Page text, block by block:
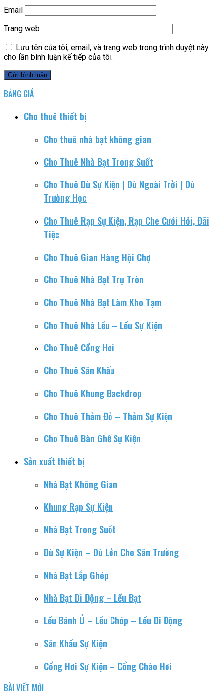
Email
Trang web
Lưu tên của tôi, email, và trang web trong trình duyệt này
cho lần bình luận kế tiếp của tôi.
BẢNG GIÁ
Cho thuê thiết bị
Cho thuê nhà bạt không gian
Cho Thuê Nhà Bạt Trong Suốt
Cho Thuê Dù Sự Kiện | Dù Ngoài Trời | Dù
Trường Học
Cho Thuê Rạp Sự Kiện, Rạp Che Cưới Hỏi, Đãi
Tiệc
Cho Thuê Gian Hàng Hội Chợ
Cho Thuê Nhà Bạt Trụ Tròn
Cho Thuê Nhà Bạt Làm Kho Tạm
Cho Thuê Nhà Lều – Lều Sự Kiện
Cho Thuê Cổng Hơi
Cho Thuê Sân Khấu
Cho Thuê Khung Backdrop
Cho Thuê Thảm Đỏ – Thảm Sự Kiện
Cho Thuê Bàn Ghế Sự Kiện
Sản xuất thiết bị
Nhà Bạt Không Gian
Khung Rạp Sự Kiện
Nhà Bạt Trong Suốt
Dù Sự Kiện – Dù Lớn Che Sân Trường
Nhà Bạt Lắp Ghép
Nhà Bạt Di Động – Lều Bạt
Lều Bánh Ú – Lều Chóp – Lều Di Động
Sân Khấu Sự Kiện
Cổng Hơi Sự Kiện – Cổng Chào Hơi
BÀI VIẾT MỚI